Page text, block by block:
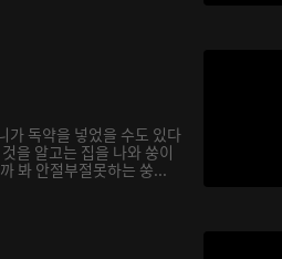
가 독약을 넣었을 수도 있다
을 알고는 집을 나와 쑹이
봐 안절부절못하는 쑹...